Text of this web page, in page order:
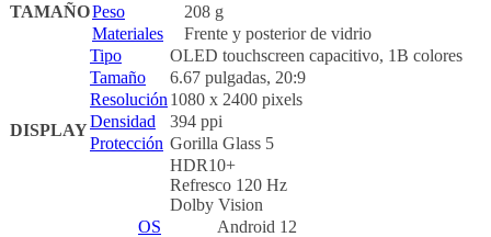
TAMAÑOPeso
208 g
Materiales
Frente y posterior de vidrio
DISPLAY
Tipo
OLED touchscreen capacitivo, 1B colores
Tamaño
6.67 pulgadas, 20:9
Resolución 1080 x 2400 pixels
Densidad
394 ppi
Protección Gorilla Glass 5
HDR10+
Refresco 120 Hz
Dolby Vision
OS
Android 12